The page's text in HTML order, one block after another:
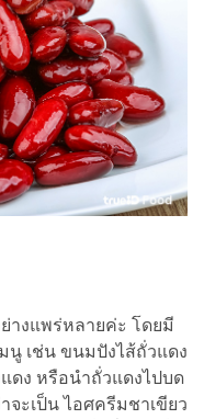
งแพร่หลายค่ะ โดยมี
นู เช่น ขนมปังไส้ถั่วแดง
ดง หรือนำถั่วแดงไปบด
จะเป็น ไอศครีมชาเขียว